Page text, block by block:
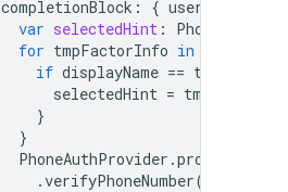
completionBlock : { userPressedOK
var selectedHint :
for tmpFactorInfo in
if displayName ==
selectedHint =
}
}
PhoneAuthProvider .provider
.verifyPhoneNumber(